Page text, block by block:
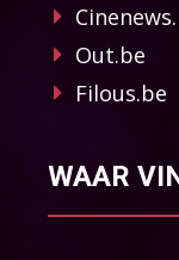
Out.be
Filous.be
WAAR